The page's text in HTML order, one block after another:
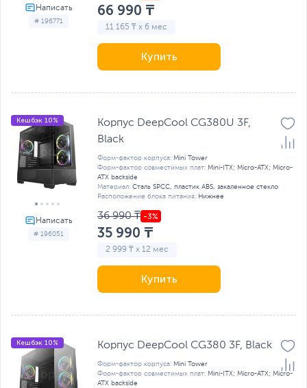
# 196771
66 990 ₸
11 165 ₸ x 6 мес
Купить
# 196051
Кешбэк 10%
Корпус DeepCool CG380U 3F,
Black
Форм-фактор корпуса: Mini Tower
Форм-фактор совместимых плат: Mini-ITX; Micro-ATX; Micro-
ATX backside
Материал: Сталь SPCC, пластик ABS, закаленное стекло
Расположение блока питания: Нижнее
36 990 ₸
35 990 ₸
2 999 ₸ x 12 мес
Купить
Кешбэк 10% Корпус DeepCool CG380 3F, Black
Форм-фактор корпуса: Mini Tower
Форм-фактор совместимых плат: Mini-ITX; Micro-ATX; Micro-
ATX backside